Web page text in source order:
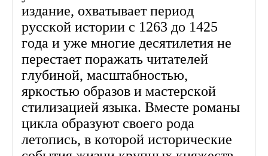
издание, охватывает период
русской истории с 1263 до 1425
года и уже многие десятилетия не
перестает поражать читателей
глубиной, масштабностью,
яркостью образов и мастерской
стилизацией языка. Вместе романы
цикла образуют своего рода
летопись, в которой исторические